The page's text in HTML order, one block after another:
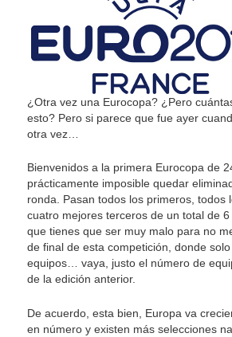
¿Otra vez una Eurocopa? ¿Pero
esto? Pero si parece que fue ayer
otra vez…
Bienvenidos a la primera Eurocopa de
prácticamente imposible quedar
ronda. Pasan todos los primeros, todos
cuatro mejores terceros de un total de 6
que tienes que ser muy malo para no
de final de esta competición, donde
equipos… vaya, justo el número de
de la edición anterior.
De acuerdo, esta bien, Europa va
en número y existen más selecciones